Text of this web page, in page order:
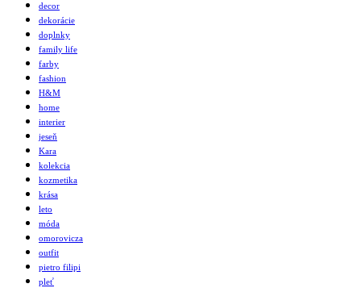
decor
dekorácie
doplnky
family life
farby
fashion
H&M
home
interier
jeseň
Kara
kolekcia
kozmetika
krása
leto
móda
omorovicza
outfit
pietro filipi
pleť